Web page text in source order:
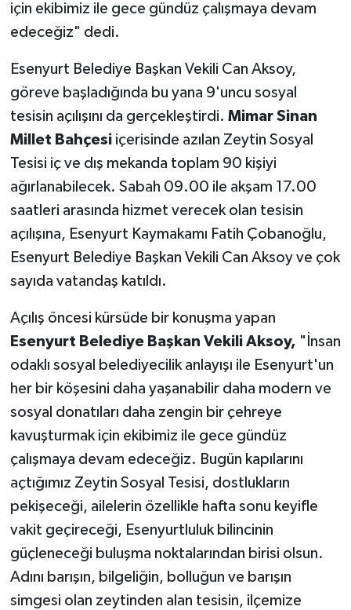
için ekibimiz ile gece gündüz çalışmaya devam
edeceğiz" dedi.
Esenyurt Belediye Başkan Vekili Can Aksoy,
göreve başladığında bu yana 9'uncu sosyal
tesisin açılışını da gerçekleştirdi. Mimar Sinan
Millet Bahçesi içerisinde azılan Zeytin Sosyal
Tesisi iç ve dış mekanda toplam 90 kişiyi
ağırlanabilecek. Sabah 09.00 ile akşam 17.00
saatleri arasında hizmet verecek olan tesisin
açılışına, Esenyurt Kaymakamı Fatih Çobanoğlu,
Esenyurt Belediye Başkan Vekili Can Aksoy ve çok
sayıda vatandaş katıldı.
Açılış öncesi kürsüde bir konuşma yapan
Esenyurt Belediye Başkan Vekili Aksoy, "İnsan
odaklı sosyal belediyecilik anlayışı ile Esenyurt'un
her bir köşesini daha yaşanabilir daha modern ve
sosyal donatıları daha zengin bir çehreye
kavuşturmak için ekibimiz ile gece gündüz
çalışmaya devam edeceğiz. Bugün kapılarını
açtığımız Zeytin Sosyal Tesisi, dostlukların
pekişeceği, ailelerin özellikle hafta sonu keyifle
vakit geçireceği, Esenyurtluluk bilincinin
güçleneceği buluşma noktalarından birisi olsun.
Adını barışın, bilgeliğin, bolluğun ve barışın
simgesi olan zeytinden alan tesisin, ilçemize